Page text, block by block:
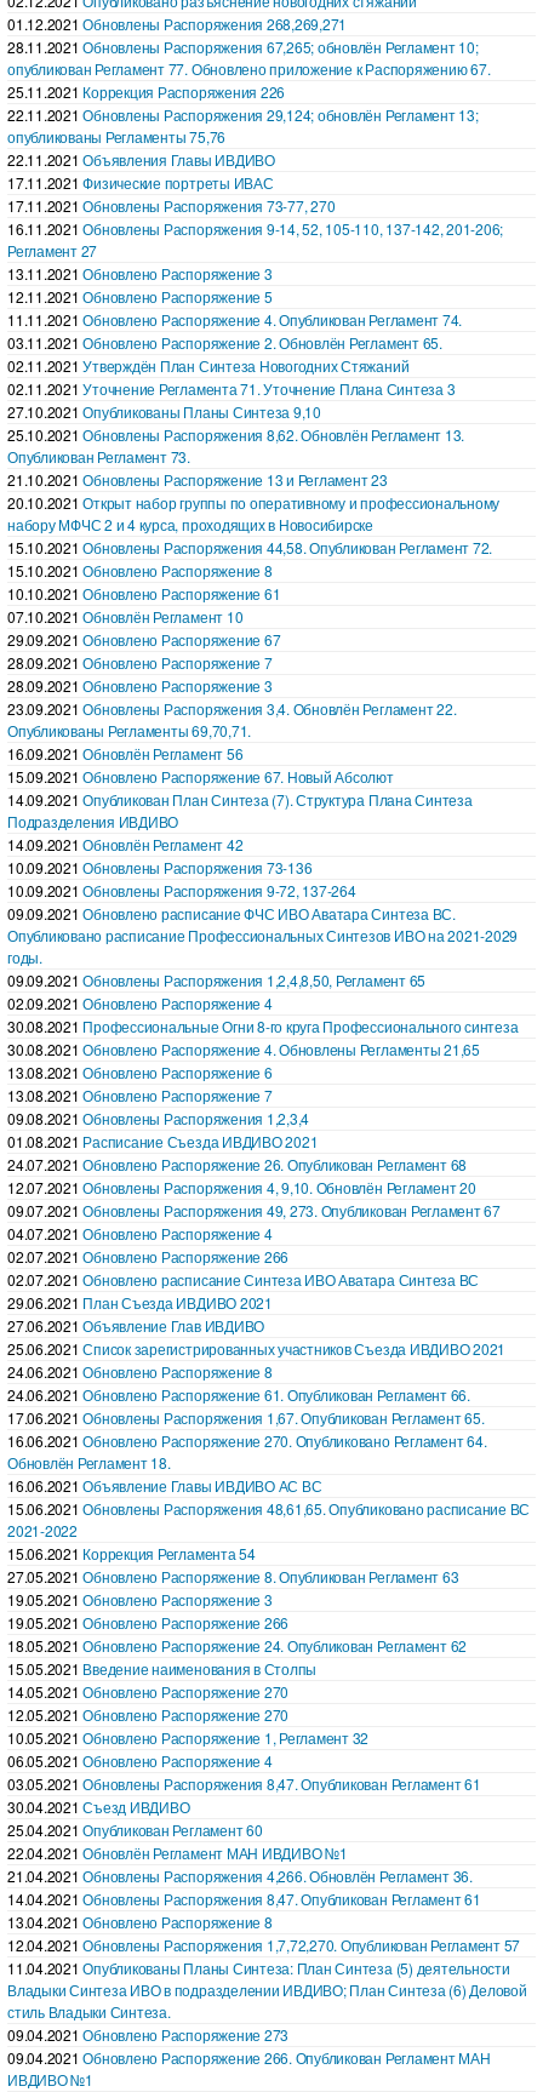
01.12.2021 Обновлены Распоряжения 268,269,271
28.11.2021 Обновлены Распоряжения 67,265; обновлён Регламент 10;
опубликован Регламент 77. Обновлено приложение к Распоряжению 67.
25.11.2021 Коррекция Распоряжения 226
22.11.2021 Обновлены Распоряжения 29,124; обновлён Регламент 13;
опубликованы Регламенты 75,76
22.11.2021 Объявления Главы ИВДИВО
17.11.2021 Физические портреты ИВАС
17.11.2021 Обновлены Распоряжения 73-77, 270
16.11.2021 Обновлены Распоряжения 9-14, 52, 105-110, 137-142, 201-206;
Регламент 27
13.11.2021 Обновлено Распоряжение 3
12.11.2021 Обновлено Распоряжение 5
11.11.2021 Обновлено Распоряжение 4. Опубликован Регламент 74.
03.11.2021 Обновлено Распоряжение 2. Обновлён Регламент 65.
02.11.2021 Утверждён План Синтеза Новогодних Стяжаний
02.11.2021 Уточнение Регламента 71. Уточнение Плана Синтеза 3
27.10.2021 Опубликованы Планы Синтеза 9,10
25.10.2021 Обновлены Распоряжения 8,62. Обновлён Регламент 13.
Опубликован Регламент 73.
21.10.2021 Обновлены Распоряжение 13 и Регламент 23
20.10.2021 Открыт набор группы по оперативному и профессиональному
набору МФЧС 2 и 4 курса, проходящих в Новосибирске
15.10.2021 Обновлены Распоряжения 44,58. Опубликован Регламент 72.
15.10.2021 Обновлено Распоряжение 8
10.10.2021 Обновлено Распоряжение 61
07.10.2021 Обновлён Регламент 10
29.09.2021 Обновлено Распоряжение 67
28.09.2021 Обновлено Распоряжение 7
28.09.2021 Обновлено Распоряжение 3
23.09.2021 Обновлены Распоряжения 3,4. Обновлён Регламент 22.
Опубликованы Регламенты 69,70,71.
16.09.2021 Обновлён Регламент 56
15.09.2021 Обновлено Распоряжение 67. Новый Абсолют
14.09.2021 Опубликован План Синтеза (7). Структура Плана Синтеза
Подразделения ИВДИВО
14.09.2021 Обновлён Регламент 42
10.09.2021 Обновлены Распоряжения 73-136
10.09.2021 Обновлены Распоряжения 9-72, 137-264
09.09.2021 Обновлено расписание ФЧС ИВО Аватара Синтеза ВС.
Опубликовано расписание Профессиональных Синтезов ИВО на 2021-2029
годы.
09.09.2021 Обновлены Распоряжения 1,2,4,8,50, Регламент 65
02.09.2021 Обновлено Распоряжение 4
30.08.2021 Профессиональные Огни 8-го круга Профессионального синтеза
30.08.2021 Обновлено Распоряжение 4. Обновлены Регламенты 21,65
13.08.2021 Обновлено Распоряжение 6
13.08.2021 Обновлено Распоряжение 7
09.08.2021 Обновлены Распоряжения 1,2,3,4
01.08.2021 Расписание Съезда ИВДИВО 2021
24.07.2021 Обновлено Распоряжение 26. Опубликован Регламент 68
12.07.2021 Обновлены Распоряжения 4, 9,10. Обновлён Регламент 20
09.07.2021 Обновлены Распоряжения 49, 273. Опубликован Регламент 67
04.07.2021 Обновлено Распоряжение 4
02.07.2021 Обновлено Распоряжение 266
02.07.2021 Обновлено расписание Синтеза ИВО Аватара Синтеза ВС
29.06.2021 План Съезда ИВДИВО 2021
27.06.2021 Объявление Глав ИВДИВО
25.06.2021 Список зарегистрированных участников Съезда ИВДИВО 2021
24.06.2021 Обновлено Распоряжение 8
24.06.2021 Обновлено Распоряжение 61. Опубликован Регламент 66.
17.06.2021 Обновлены Распоряжения 1,67. Опубликован Регламент 65.
16.06.2021 Обновлено Распоряжение 270. Опубликовано Регламент 64.
Обновлён Регламент 18.
16.06.2021 Объявление Главы ИВДИВО АС ВС
15.06.2021 Обновлены Распоряжения 48,61,65. Опубликовано расписание ВС
2021-2022
15.06.2021 Коррекция Регламента 54
27.05.2021 Обновлено Распоряжение 8. Опубликован Регламент 63
19.05.2021 Обновлено Распоряжение 3
19.05.2021 Обновлено Распоряжение 266
18.05.2021 Обновлено Распоряжение 24. Опубликован Регламент 62
15.05.2021 Введение наименования в Столпы
14.05.2021 Обновлено Распоряжение 270
12.05.2021 Обновлено Распоряжение 270
10.05.2021 Обновлено Распоряжение 1, Регламент 32
06.05.2021 Обновлено Распоряжение 4
03.05.2021 Обновлены Распоряжения 8,47. Опубликован Регламент 61
30.04.2021 Съезд ИВДИВО
25.04.2021 Опубликован Регламент 60
22.04.2021 Обновлён Регламент МАН ИВДИВО №1
21.04.2021 Обновлены Распоряжения 4,266. Обновлён Регламент 36.
14.04.2021 Обновлены Распоряжения 8,47. Опубликован Регламент 61
13.04.2021 Обновлено Распоряжение 8
12.04.2021 Обновлены Распоряжения 1,7,72,270. Опубликован Регламент 57
11.04.2021 Опубликованы Планы Синтеза: План Синтеза (5) деятельности
Владыки Синтеза ИВО в подразделении ИВДИВО; План Синтеза (6) Деловой
стиль Владыки Синтеза.
09.04.2021 Обновлено Распоряжение 273
09.04.2021 Обновлено Распоряжение 266. Опубликован Регламент МАН
ИВДИВО №1